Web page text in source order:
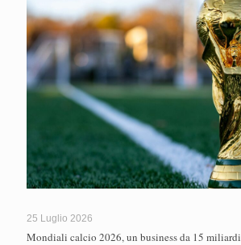
25 Luglio 2026
Mondiali calcio 2026, un business da 15 miliardi